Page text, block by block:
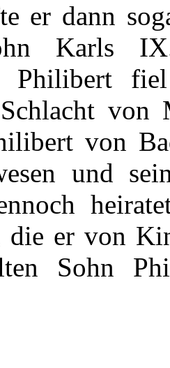
er dann
Karls
Philibert fiel
Schlachtvon
von
und
die ervon
Sohn